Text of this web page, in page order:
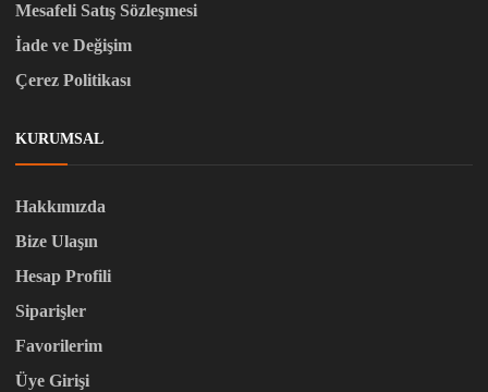
Mesafeli Satış Sözleşmesi
İade ve Değişim
Çerez Politikası
KURUMSAL
Hakkımızda
Bize Ulaşın
Hesap Profili
Siparişler
Favorilerim
Üye Girişi